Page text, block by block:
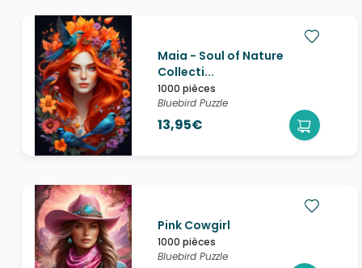
Maia - Soul of Nature
Collecti...
1000 pièces
Bluebird Puzzle
13,95€
Pink Cowgirl
1000 pièces
Bluebird Puzzle